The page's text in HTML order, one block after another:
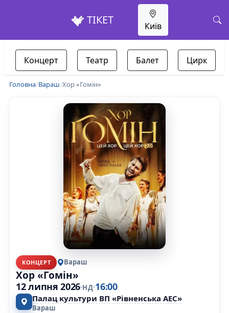
ТІКЕТ Київ
Концерт Театр Балет Цирк
Головна/Вараш/Хор «Гомін»
КОНЦЕРТ Вараш
Хор «Гомін»
12 липня 2026 НД 16:00
Палац культури ВП «Рівненська АЕС»
Вараш